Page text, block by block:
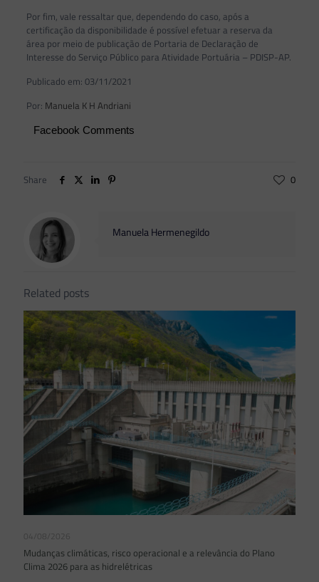
Por fim, vale ressaltar que, dependendo do caso, após a
certificação da disponibilidade é possível efetuar a reserva da
área por meio de publicação de Portaria de Declaração de
Interesse do Serviço Público para Atividade Portuária – PDISP-AP.
Publicado em: 03/11/2021
Por: Manuela K H Andriani
Facebook Comments
Share 0
Manuela Hermenegildo
Related posts
04/08/2026
Mudanças climáticas, risco operacional e a relevância do Plano
Clima 2026 para as hidrelétricas